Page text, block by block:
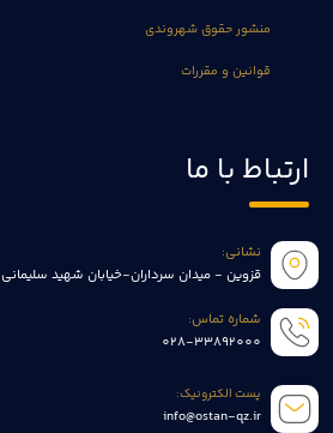
منشور حقوق شهروندی
قوانین و مقررات
ارتباط با ما
نشانی:
قزوین - میدان سرداران-خیابان شهید سلیمانی
شماره تماس:
028-33892000
پست الکترونیک:
info@ostan-qz.ir